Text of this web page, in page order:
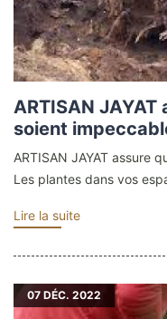
ARTISAN
soient
ARTISAN JAYAT assure
Les plantes dans vos
Lire la suite
07 DÉC. 2022